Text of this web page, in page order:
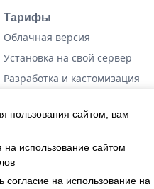
Тарифы
Облачная версия
Установка на свой сервер
Разработка и кастомизация
пользования сайтом, вам
на использование сайтом
согласие на использование на